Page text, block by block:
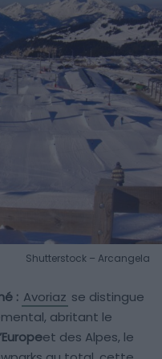
Shutterstock – Arcangela
: Avoriaz se distingue
abritant le
et des Alpes, le